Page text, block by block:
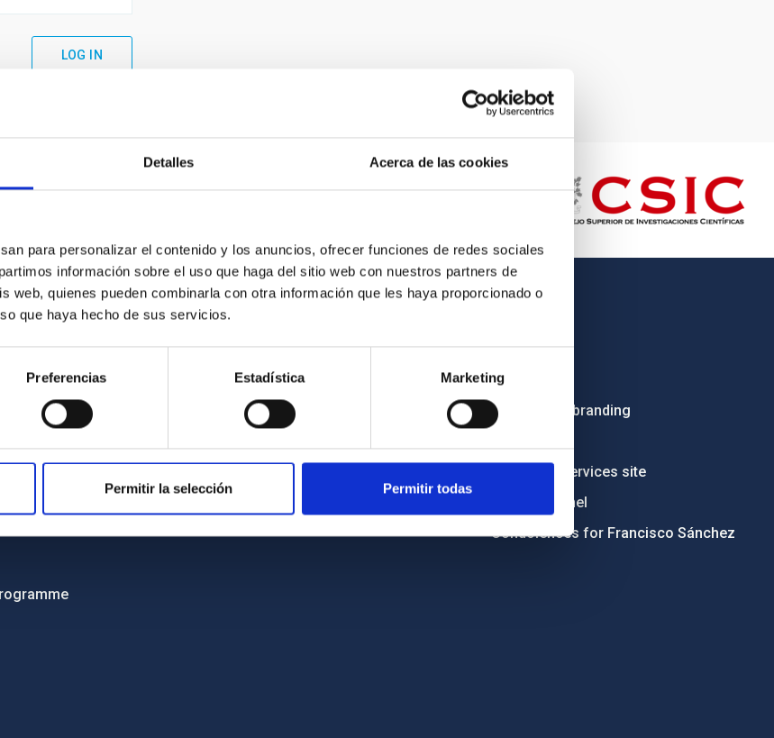
Detalles Acerca de las cookies
para personalizar el contenido y los anuncios, ofrecer funciones de redes sociales
información sobre el uso que haga del sitio web con nuestros partners de
web, quienes pueden combinarla con otra información que les haya proporcionado o
que haya hecho de sus servicios.
Preferencias Estadística Marketing
Permitir la selección Permitir todas
anti-fraud policy
Sustainability
IAC PORTAL
Sitemap
Privacy policy
Legal notice
Employment
Tenders
Institutional branding
Electronic services site
Ethics channel
Condolences for Francisco Sánchez